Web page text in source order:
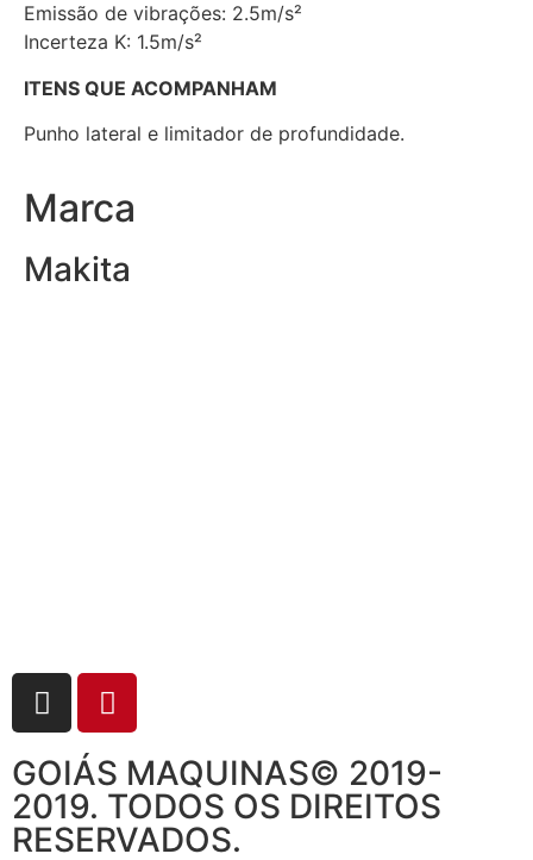
Emissão de vibrações: 2.5m/s²
Incerteza K: 1.5m/s²
ITENS QUE ACOMPANHAM
Punho lateral e limitador de profundidade.
Marca
Makita
GOIÁS MAQUINAS© 2019-
2019. TODOS OS DIREITOS
RESERVADOS.